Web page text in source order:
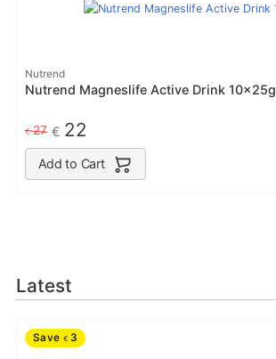
Nutrend
Nutrend Magneslife Active Drink 10x25g
€27 € 22
Add to Cart
Latest
Save € 3